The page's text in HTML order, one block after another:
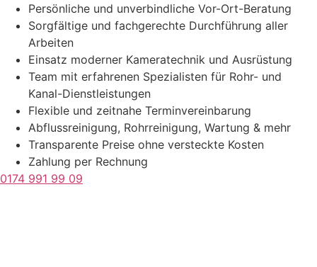
Persönliche und unverbindliche Vor-Ort-Beratung
Sorgfältige und fachgerechte Durchführung aller
Arbeiten
Einsatz moderner Kameratechnik und Ausrüstung
Team mit erfahrenen Spezialisten für Rohr- und
Kanal-Dienstleistungen
Flexible und zeitnahe Terminvereinbarung
Abflussreinigung, Rohrreinigung, Wartung & mehr
Transparente Preise ohne versteckte Kosten
Zahlung per Rechnung
0174 991 99 09